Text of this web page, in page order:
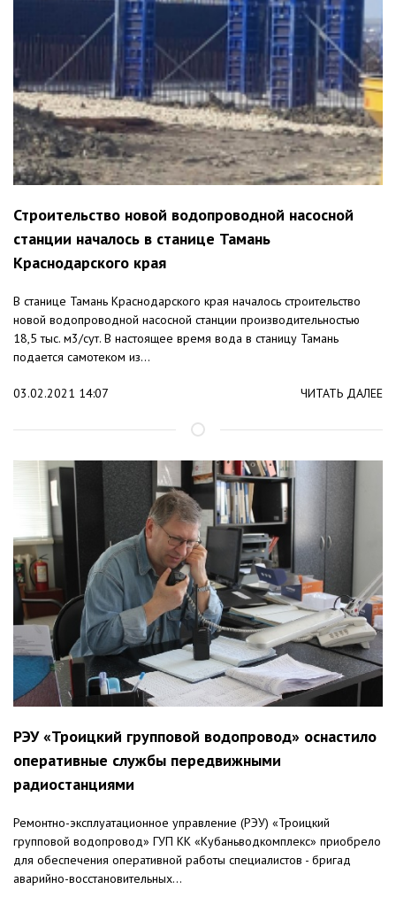
Строительство новой водопроводной насосной
станции началось в станице Тамань
Краснодарского края
В станице Тамань Краснодарского края началось строительство
новой водопроводной насосной станции производительностью
18,5 тыс. м3/сут. В настоящее время вода в станицу Тамань
подается самотеком из...
03.02.2021 14:07 ЧИТАТЬ ДАЛЕЕ
РЭУ «Троицкий групповой водопровод» оснастило
оперативные службы передвижными
радиостанциями
Ремонтно-эксплуатационное управление (РЭУ) «Троицкий
групповой водопровод» ГУП КК «Кубаньводкомплекс» приобрело
для обеспечения оперативной работы специалистов - бригад
аварийно-восстановительных...